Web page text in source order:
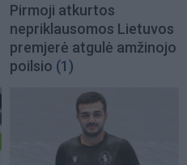
Pirmoji atkurtos
nepriklausomos Lietuvos
premjerė atgulė amžinojo
poilsio (1)